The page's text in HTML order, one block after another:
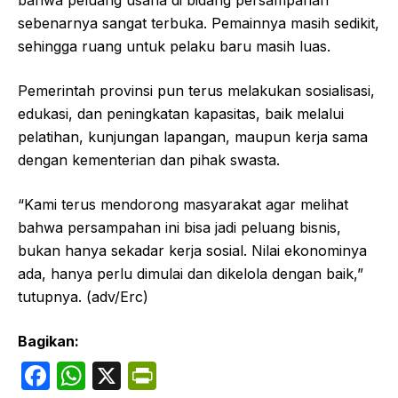
sebenarnya sangat terbuka. Pemainnya masih sedikit,
sehingga ruang untuk pelaku baru masih luas.
Pemerintah provinsi pun terus melakukan sosialisasi,
edukasi, dan peningkatan kapasitas, baik melalui
pelatihan, kunjungan lapangan, maupun kerja sama
dengan kementerian dan pihak swasta.
“Kami terus mendorong masyarakat agar melihat
bahwa persampahan ini bisa jadi peluang bisnis,
bukan hanya sekadar kerja sosial. Nilai ekonominya
ada, hanya perlu dimulai dan dikelola dengan baik,”
tutupnya. (adv/Erc)
Bagikan:
F
W X